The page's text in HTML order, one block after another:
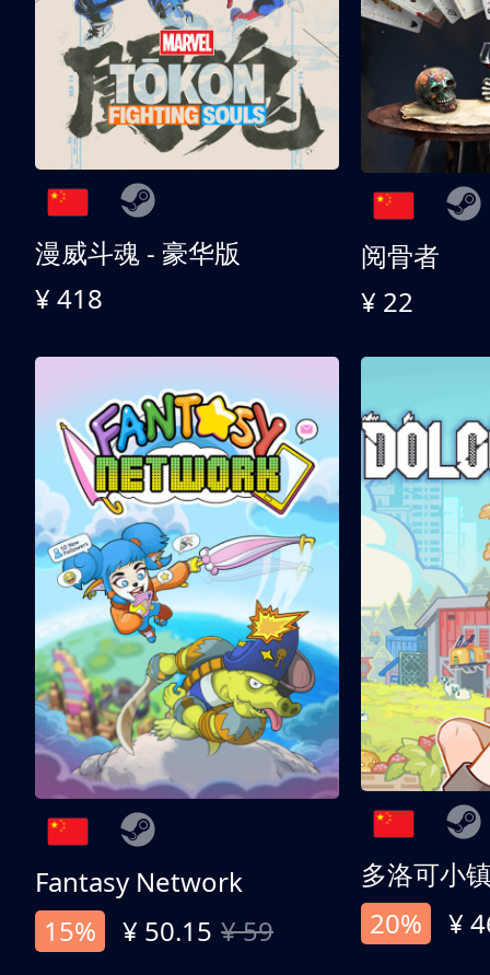
漫威斗魂 - 豪华版
¥ 418
阅骨者
¥ 22
Fantasy Network
15%
¥ 50.15 ¥ 59
多洛可小
20%
¥